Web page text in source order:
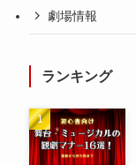
劇場情報
ランキング